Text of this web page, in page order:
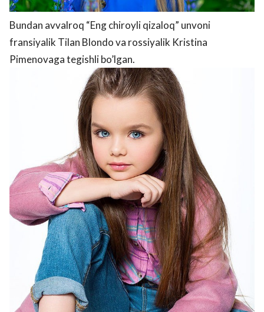
Bundan avvalroq “Eng chiroyli qizaloq” unvoni
fransiyalik Tilan Blondo va rossiyalik Kristina
Pimenovaga tegishli bo’lgan.